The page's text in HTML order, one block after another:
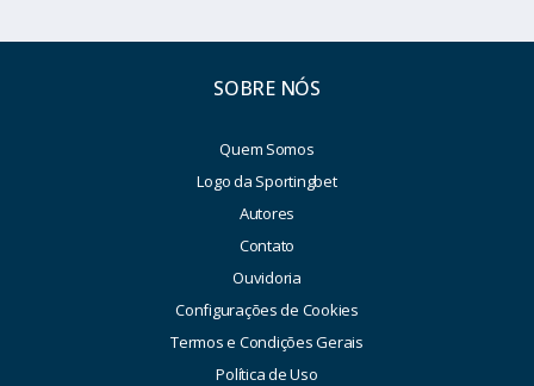
SOBRE NÓS
Quem Somos
Logo da Sportingbet
Autores
Contato
Ouvidoria
Configurações de Cookies
Termos e Condições Gerais
Política de Uso